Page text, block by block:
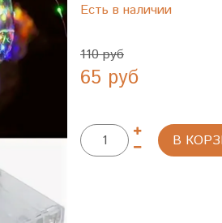
Есть в наличии
110 руб
65 руб
В